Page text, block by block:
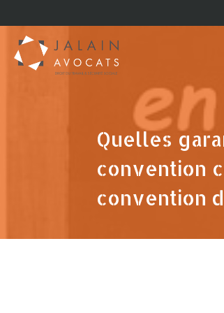
Quelles
convention
convention